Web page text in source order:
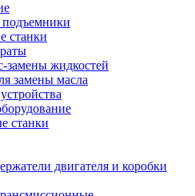
станки
замены жидкостей
замены масла
станки
двигателя и коробки